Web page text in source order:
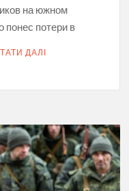
на южном
понес потери в
ДАЛІ